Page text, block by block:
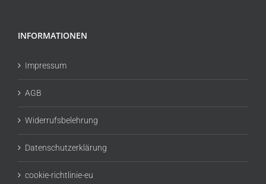
INFORMATIONEN
Impressum
AGB
Widerrufsbelehrung
Datenschutzerklärung
cookie-richtlinie-eu